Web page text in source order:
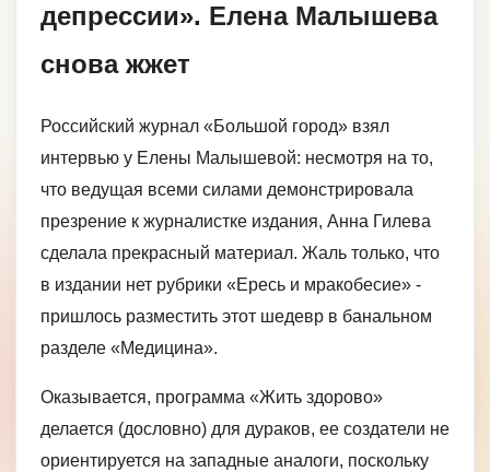
депрессии». Елена Малышева
снова жжет
Российский журнал «Большой город» взял
интервью у Елены Малышевой: несмотря на то,
что ведущая всеми силами демонстрировала
презрение к журналистке издания, Анна Гилева
сделала прекрасный материал. Жаль только, что
в издании нет рубрики «Ересь и мракобесие» -
пришлось разместить этот шедевр в банальном
разделе «Медицина».
Оказывается, программа «Жить здорово»
делается (дословно) для дураков, ее создатели не
ориентируется на западные аналоги, поскольку